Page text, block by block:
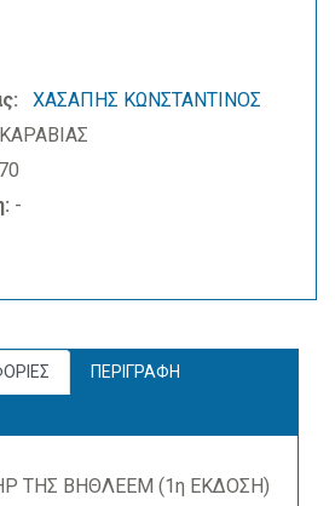
ΧΑΣΑΠΗΣ ΚΩΝΣΤΑΝΤΙΝΟΣ
ΚΑΡΑΒΙΑΣ
-
ΠΕΡΙΓΡΑΦΗ
ΤΗΣ ΒΗΘΛΕΕΜ (1η ΕΚΔΟΣΗ)